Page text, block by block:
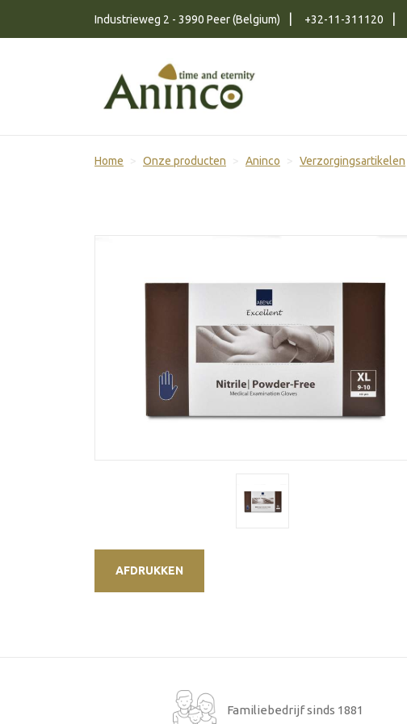
Industrieweg 2 - 3990 Peer (Belgium) +32-11-311120
Home Onze producten Aninco Verzorgingsartikelen
AFDRUKKEN
Familiebedrijf sinds 1881